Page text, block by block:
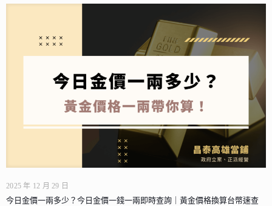
2025 年 12 月 29 日
今日金價一兩多少？今日金價一錢一兩即時查詢｜黃金價格換算台幣速查